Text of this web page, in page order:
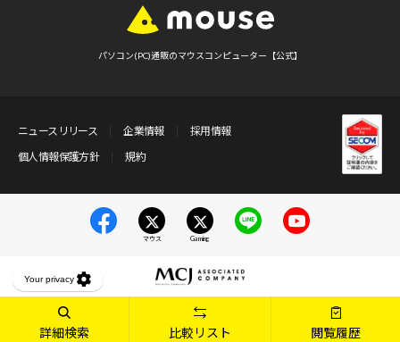
詳細検索 比較リスト 閲覧履歴
パソコン(PC)通販のマウスコンピューター【公式】
ニュースリリース 企業情報
採用情報
個人情報保護方針
規約
マウス Gaming